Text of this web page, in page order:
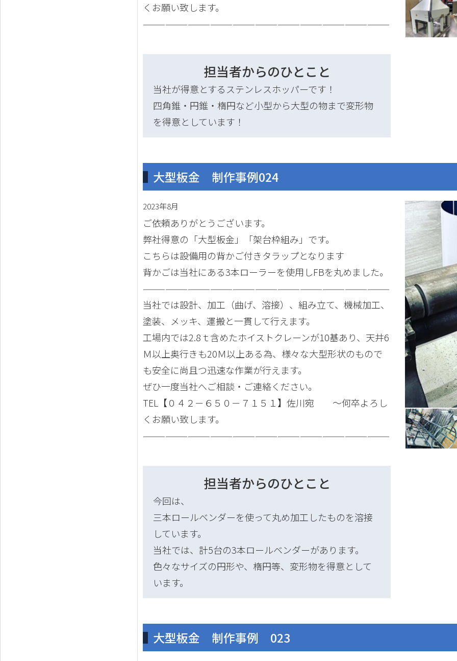
くお願い致します。
—————————————————————————————————
担当者からのひとこと
当社が得意とするステンレスホッパーです！
四角錐・円錐・楕円など小型から大型の物まで変形物
を得意としています！
大型板金 制作事例024
2023年8月
ご依頼ありがとうございます。
弊社得意の「大型板金」「架台枠組み」です。
こちらは設備用の背かご付きタラップとなります
背かごは当社にある3本ローラーを使用しFBを丸めました。
—————————————————————————————————
当社では設計、加工（曲げ、溶接）、組み立て、機械加工、
塗装、メッキ、運搬と一貫して行えます。
工場内では2.8ｔ含めたホイストクレーンが10基あり、天井6
Ｍ以上奥行きも20Ｍ以上ある為、様々な大型形状のもので
も安全に尚且つ迅速な作業が行えます。
ぜひ一度当社へご相談・ご連絡ください。
TEL【０４２－６５０－７１５１】佐川宛 ～何卒よろし
くお願い致します。
—————————————————————————————————
担当者からのひとこと
今回は、
三本ロールベンダーを使って丸め加工したものを溶接
しています。
当社では、計5台の3本ロールベンダーがあります。
色々なサイズの円形や、楕円等、変形物を得意として
います。
大型板金 制作事例 023